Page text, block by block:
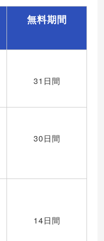
無料期間
31日間
30日間
14日間